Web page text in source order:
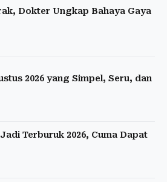
Dokter Ungkap Bahaya Gaya
2026 yang Simpel, Seru, dan
Terburuk 2026, Cuma Dapat